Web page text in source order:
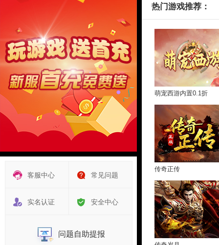
客服中心 常见问题
实名认证 安全中心
问题自助提报
热门游戏推荐：
萌宠西游内置0.1折
传奇正传